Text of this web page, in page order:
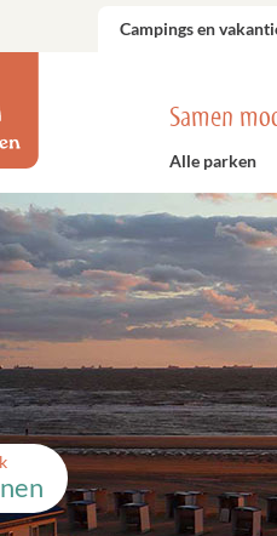
Campings en
Samen
Alle parken